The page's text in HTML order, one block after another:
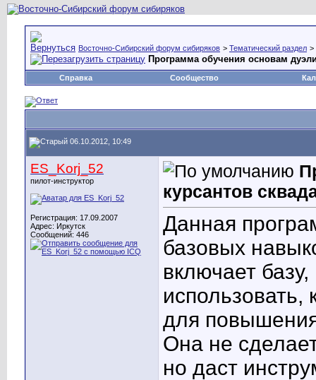
Восточно-Сибирский форум сибиряков > Тематический раздел >
Программа обучения основам
Справка Сообщество
06.10.2012, 10:49
ES_Korj_52
пилот-инструктор
Регистрация: 17.09.2007
Адрес: Иркутск
Сообщений: 446
курсантов
Данная
базовых
включает
использовать,
для
Она не
но даст